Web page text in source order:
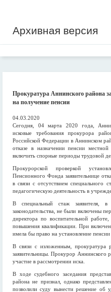
Архивная версия
Прокуратура Аннинского района
на получение пенсии
04.03.2020
Сегодня, 04 марта 2020 года,
исковые требования прокурора
Российской Федерации в Аннинском
отказе в назначении пенсии
включить спорные периоды трудовой
Прокурорской проверкой
Пенсионного Фонда заявительнице
в связи с отсутствием специального
педагогическую деятельность в
В специальный стаж заявителя, в
законодательства, не были включены
директора по воспитательной
повышения квалификации. При
имела бы право на установление пенсии
В связи с изложенным, прокуратура
заявительницы. Прокурор Аннинского
участие в рассмотрении иска.
В ходе судебного заседания
района не признал, однако
позволили суду вынести решение об